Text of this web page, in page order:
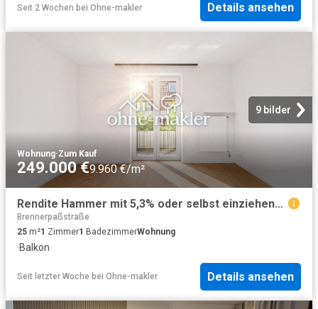
Seit 2 Wochen bei Ohne-makler Details ansehen
9 bilder
Wohnung·Zum Kauf
249.000 €9.960 €/m²
Rendite Hammer mit 5,3% oder selbst einziehen? Jetzt Anfragen!
Brennerpaßstraße
25 m²1 Zimmer1 BadezimmerWohnung
·Balkon
Seit letzter Woche bei Ohne-makler Details ansehen